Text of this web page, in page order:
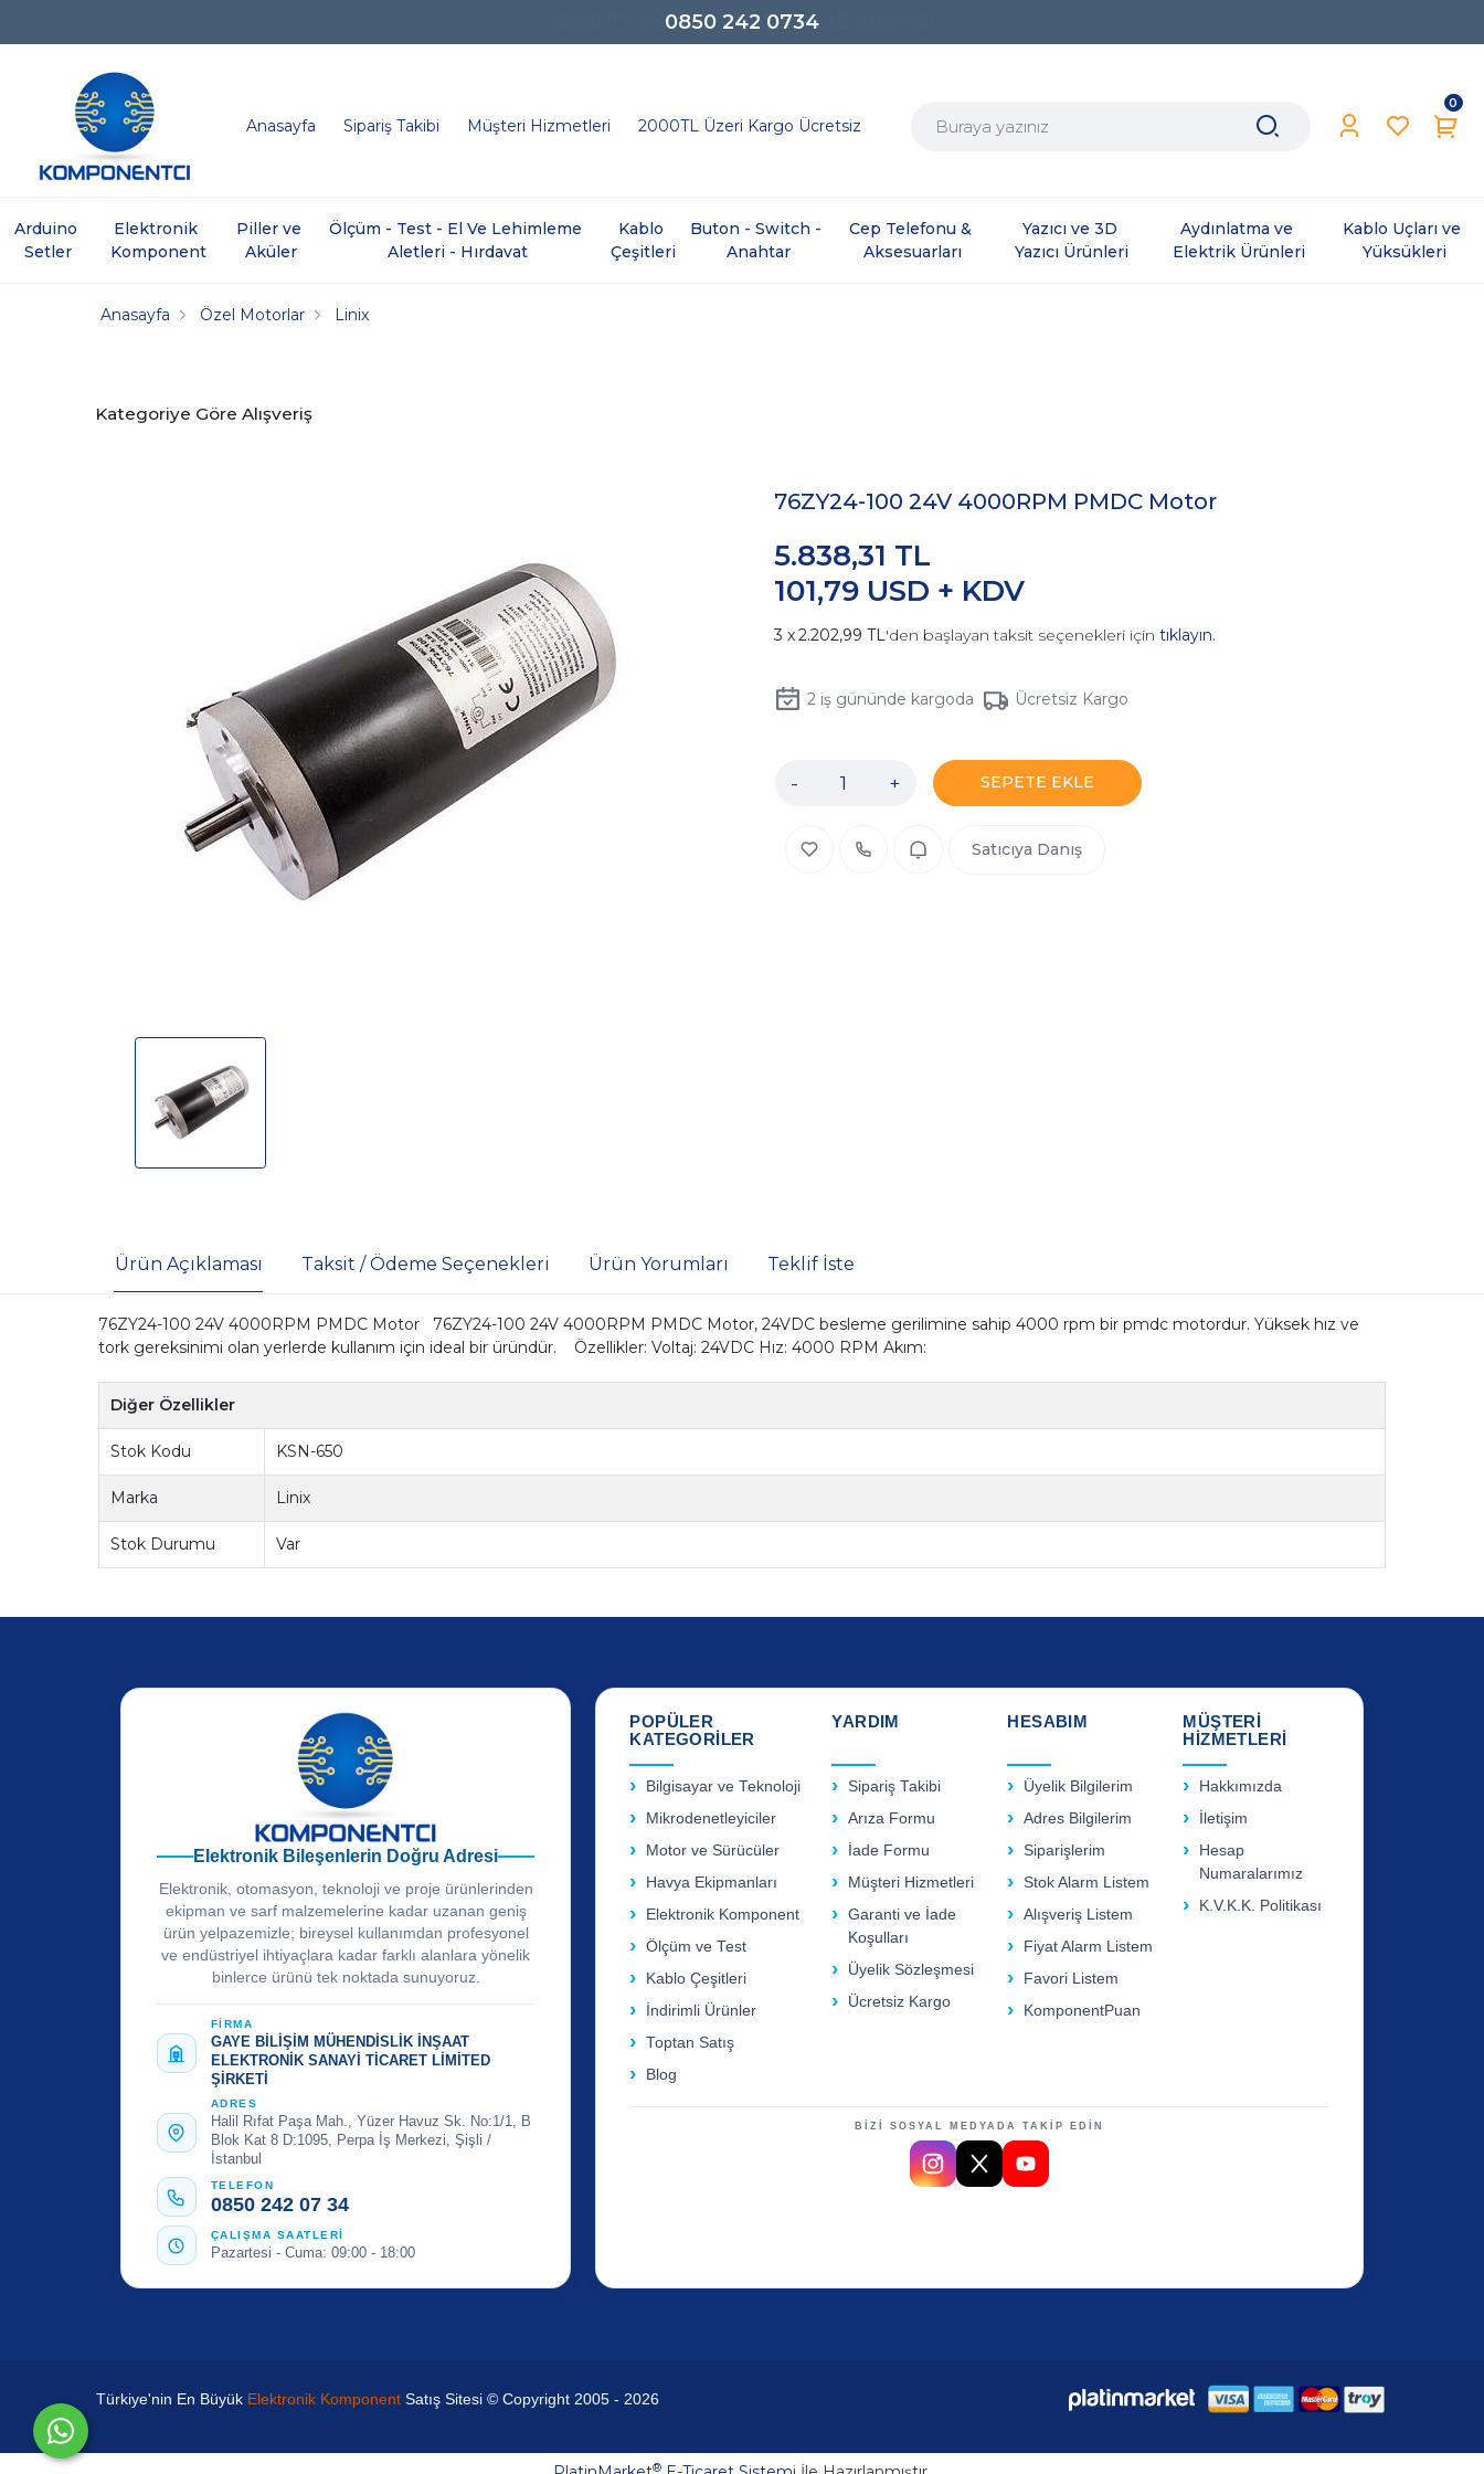
0850 242 0734
Anasayfa Sipariş Takibi Müşteri Hizmetleri 2000TL Üzeri Kargo Ücretsiz
0
Arduino
Setler
Elektronik
Komponent
Piller ve
Aküler
Ölçüm - Test - El Ve Lehimleme
Aletleri - Hırdavat
Kablo
Çeşitleri
Buton - Switch -
Anahtar
Cep Telefonu &
Aksesuarları
Yazıcı ve 3D
Yazıcı Ürünleri
Aydınlatma ve
Elektrik Ürünleri
Kablo Uçları ve
Yüksükleri
Anasayfa Özel Motorlar Linix
Kategoriye Göre Alışveriş
76ZY24-100 24V 4000RPM PMDC Motor
101,79 USD + KDV
5.838,31 TL
2.202,99 TL'den başlayan taksit seçenekleri için tıklayın.
2iş gününde kargoda Ücretsiz Kargo
- + SEPETE EKLE
Satıcıya Danış
Ürün Açıklaması Taksit / Ödeme Seçenekleri Ürün Yorumları Teklif İste
76ZY24-100 24V 4000RPM PMDC Motor 76ZY24-100 24V 4000RPM PMDC Motor, 24VDC besleme gerilimine sahip 4000 rpm bir pmdc motordur. Yüksek hız ve
tork gereksinimi olan yerlerde kullanım için ideal bir üründür. Özellikler: Voltaj: 24VDC Hız: 4000 RPM Akım:
Diğer Özellikler
Stok Kodu KSN-650
Marka Linix
Stok Durumu Var
Elektronik Bileşenlerin Doğru Adresi
Elektronik, otomasyon, teknoloji ve proje ürünlerinden
ekipman ve sarf malzemelerine kadar uzanan geniş
ürün yelpazemizle; bireysel kullanımdan profesyonel
ve endüstriyel ihtiyaçlara kadar farklı alanlara yönelik
binlerce ürünü tek noktada sunuyoruz.
FİRMA
GAYE BİLİŞİM MÜHENDİSLİK İNŞAAT
ELEKTRONİK SANAYİ TİCARET LİMİTED
ŞİRKETİ
ADRES
Halil Rıfat Paşa Mah., Yüzer Havuz Sk. No:1/1, B
Blok Kat 8 D:1095, Perpa İş Merkezi, Şişli /
İstanbul
TELEFON
0850 242 07 34
ÇALIŞMA SAATLERİ
Pazartesi - Cuma: 09:00 - 18:00
POPÜLER
KATEGORİLER
Bilgisayar ve Teknoloji
Mikrodenetleyiciler
Motor ve Sürücüler
Havya Ekipmanları
Elektronik Komponent
Ölçüm ve Test
Kablo Çeşitleri
İndirimli Ürünler
Toptan Satış
Blog
YARDIM
Sipariş Takibi
Arıza Formu
İade Formu
Müşteri Hizmetleri
Garanti ve İade
Koşulları
Üyelik Sözleşmesi
Ücretsiz Kargo
HESABIM
Üyelik Bilgilerim
Adres Bilgilerim
Siparişlerim
Stok Alarm Listem
Alışveriş Listem
Fiyat Alarm Listem
Favori Listem
KomponentPuan
MÜŞTERİ
HİZMETLERİ
Hakkımızda
İletişim
Hesap
Numaralarımız
K.V.K.K. Politikası
BİZİ SOSYAL MEDYADA TAKİP EDİN
Türkiye'nin En Büyük Elektronik Komponent Satış Sitesi © Copyright 2005 - 2026
®